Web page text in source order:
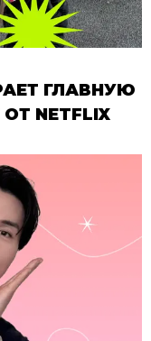
ГЛАВНУЮ
NETFLIX